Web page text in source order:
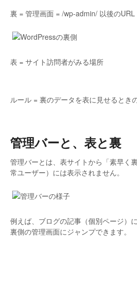
裏 = 管理画面 = /wp-admin/ 以後のURL
表 = サイト訪問者がみる場所
ルール = 裏のデータを表に見せるとき
管理バーと、表と裏
管理バーとは、表サイトから「素早く
常ユーザー）には表示されません。
例えば、ブログの記事（個別ページ）
裏側の管理画面にジャンプできます。